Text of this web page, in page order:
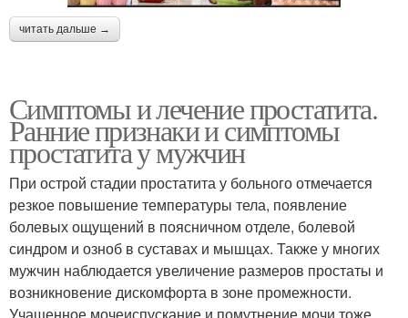
читать дальше →
Симптомы и лечение простатита.
Ранние признаки и симптомы
простатита у мужчин
При острой стадии простатита у больного отмечается
резкое повышение температуры тела, появление
болевых ощущений в поясничном отделе, болевой
синдром и озноб в суставах и мышцах. Также у многих
мужчин наблюдается увеличение размеров простаты и
возникновение дискомфорта в зоне промежности.
Учащенное мочеиспускание и помутнение мочи тоже